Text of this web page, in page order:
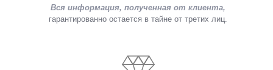
Вся информация, полученная от клиента,
гарантированно остается в тайне от третих лиц.